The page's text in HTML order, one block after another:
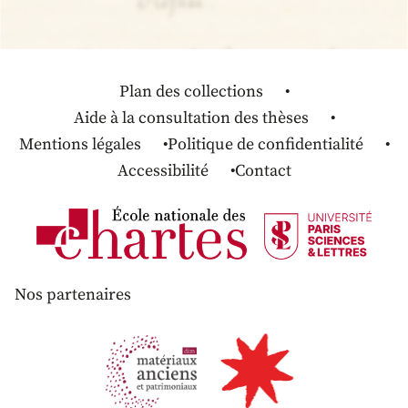
Plan des collections
Aide à la consultation des thèses
Mentions légales
Politique de confidentialité
Accessibilité
Contact
Nos partenaires